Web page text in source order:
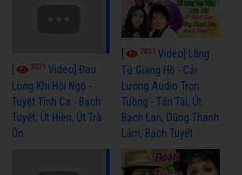
3071 Video] Đau
Lòng Khi Hội Ngộ -
Tuyệt Tình Ca - Bạch
Tuyết, Út Hiền, Út Trà
Ôn
2853Video] Lãng
Tử Giang Hồ - Cải
Lương Audio Trọn
Tuồng - Tấn Tài, Út
Bạch Lan, Dũng Thanh
Lâm, Bạch Tuyết